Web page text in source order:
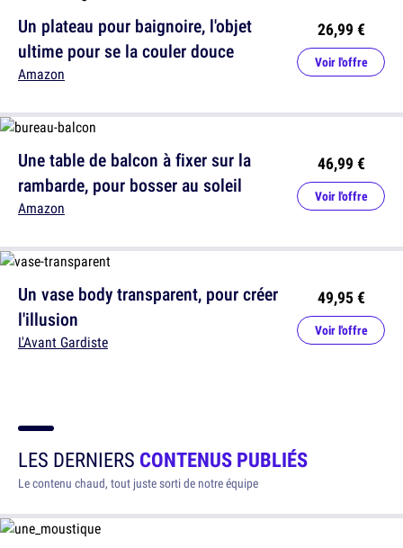
Un plateau pour baignoire, l'objet
ultime pour se la couler douce
Amazon
26,99 €
Voir l'offre
Un vase body transparent, pour créer
l'illusion
L'Avant Gardiste
49,95 €
Voir l'offre
Une table de balcon à fixer sur la
rambarde, pour bosser au soleil
Amazon
46,99 €
Voir l'offre
LES DERNIERS CONTENUS PUBLIÉS
Le contenu chaud, tout juste sorti de notre équipe